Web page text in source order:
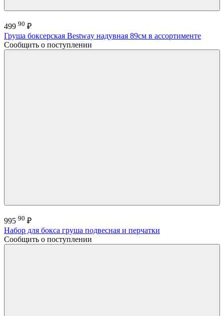
499 90 ₽
Груша боксерская Bestway надувная 89см в ассортименте
Сообщить о поступлении
995 90 ₽
Набор для бокса груша подвесная и перчатки
Сообщить о поступлении